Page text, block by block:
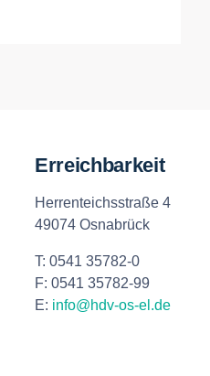
Erreichbarkeit
Herrenteichsstraße 4
49074 Osnabrück
T: 0541 35782-0
F: 0541 35782-99
E: info@hdv-os-el.de